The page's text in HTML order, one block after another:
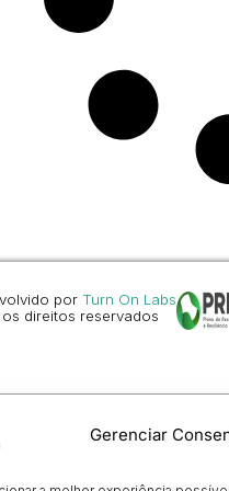
Gerenciar
por Turn On Labs
direitos reservados